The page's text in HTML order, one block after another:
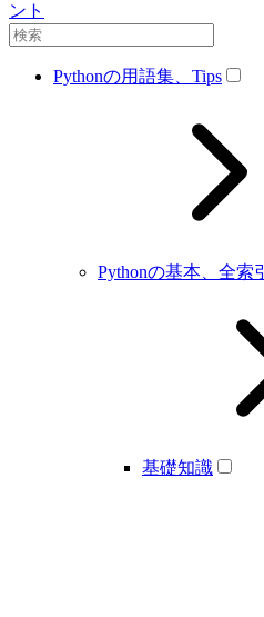
ント
Pythonの用語集、Tips
Pythonの基本、全索引
基礎知識